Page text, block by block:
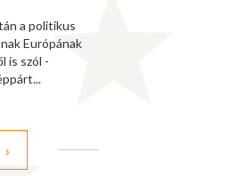
a politikus
Európának
is szól -
›